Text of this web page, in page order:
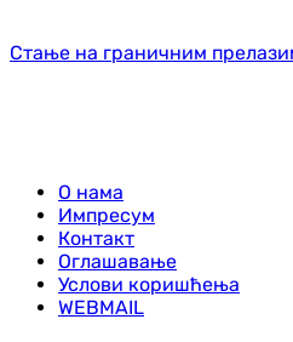
Стање на граничним
О нама
Импресум
Контакт
Оглашавање
Услови коришћења
WEBMAIL